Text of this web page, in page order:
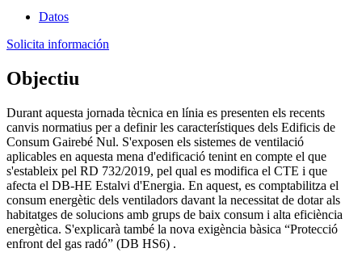
Datos
Solicita información
Objectiu
Durant aquesta jornada tècnica en línia es presenten els recents
canvis normatius per a definir les característiques dels Edificis de
Consum Gairebé Nul. S'exposen els sistemes de ventilació
aplicables en aquesta mena d'edificació tenint en compte el que
s'estableix pel RD 732/2019, pel qual es modifica el CTE i que
afecta el DB-HE Estalvi d'Energia. En aquest, es comptabilitza el
consum energètic dels ventiladors davant la necessitat de dotar als
habitatges de solucions amb grups de baix consum i alta eficiència
energètica. S'explicarà també la nova exigència bàsica “Protecció
enfront del gas radó” (DB HS6) .